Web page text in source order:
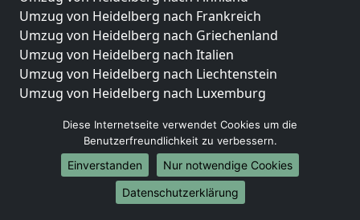
Umzug von Heidelberg nach Frankreich
Umzug von Heidelberg nach Griechenland
Umzug von Heidelberg nach Italien
Umzug von Heidelberg nach Liechtenstein
Umzug von Heidelberg nach Luxemburg
Umzug von Heidelberg nach Norwegen
Umzüge-Deutschlandweit
Umzug von Heidelberg nach Berlin
Umzug von Heidelberg nach Hamburg
Diese Internetseite verwendet Cookies um die
Benutzerfreundlichkeit zu verbessern.
Einverstanden
Nur notwendige Cookies
Datenschutzerklärung